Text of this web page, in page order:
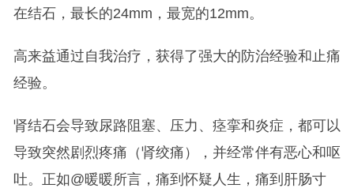
在结石，最长的24mm，最宽的12mm。
高来益通过自我治疗，获得了强大的防治经验和止痛
经验。
肾结石会导致尿路阻塞、压力、痉挛和炎症，都可以
导致突然剧烈疼痛（肾绞痛），并经常伴有恶心和呕
吐。正如@暖暖所言，痛到怀疑人生，痛到肝肠寸